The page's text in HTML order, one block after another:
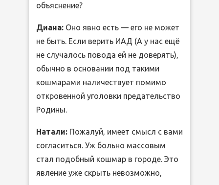
объяснение?
Диана: Оно явно есть — его не может
не быть. Если верить ИАД (А у нас ещё
не случалось повода ей не доверять),
обычно в основании под такими
кошмарами наличествует помимо
откровенной уголовки предательство
Родины.
Натали: Пожалуй, имеет смысл с вами
согласиться. Уж больно массовым
стал подобный кошмар в городе. Это
явление уже скрыть невозможно,